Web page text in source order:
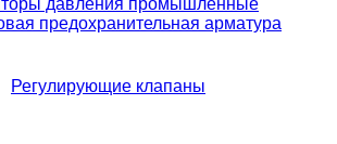
давления промышленные
предохранительная арматура
Регулирующие клапаны